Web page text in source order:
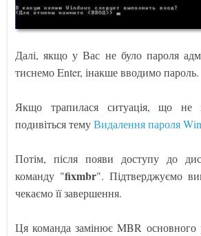
Далі, якщо у Вас не було пароля
тиснемо Enter, інакше вводимо пароль.
Якщо трапилася ситуація, що не
подивіться темуВидалення пароля
Потім, після появи доступу до
команду "fixmbr". Підтверджуємо
чекаємо її завершення.
Ця команда замінює MBR основного